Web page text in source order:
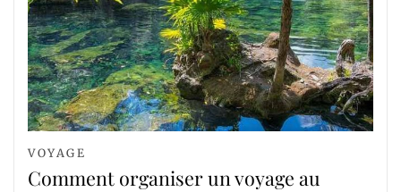
VOYAGE
Comment organiser un voyage au